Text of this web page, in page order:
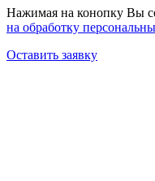
Нажимая на конопку Вы
на обработку
Оставить заявку